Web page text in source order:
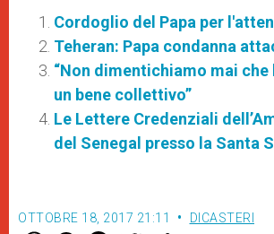
Cordoglio del Papa per
Teheran: Papa condanna
“Non dimentichiamo mai che
un bene collettivo”
Le Lettere Credenziali
del Senegal presso la Santa
OTTOBRE 18, 2017 21:11 DICASTERI